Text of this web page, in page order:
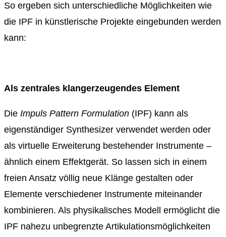
So ergeben sich unterschiedliche Möglichkeiten wie
die IPF in künstlerische Projekte eingebunden werden
kann:
Als zentrales klangerzeugendes Element
Die Impuls Pattern Formulation (IPF) kann als
eigenständiger Synthesizer verwendet werden oder
als virtuelle Erweiterung bestehender Instrumente –
ähnlich einem Effektgerät. So lassen sich in einem
freien Ansatz völlig neue Klänge gestalten oder
Elemente verschiedener Instrumente miteinander
kombinieren. Als physikalisches Modell ermöglicht die
IPF nahezu unbegrenzte Artikulationsmöglichkeiten